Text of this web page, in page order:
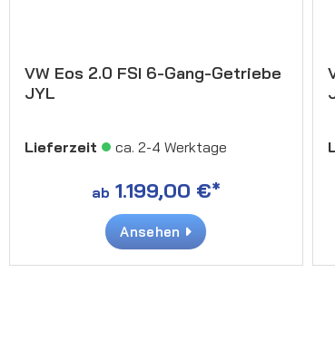
VW Eos 2.0 FSI 6-Gang-Getriebe
JYL
Lieferzeit ca. 2-4 Werktage
ab 1.199,00 €*
Ansehen